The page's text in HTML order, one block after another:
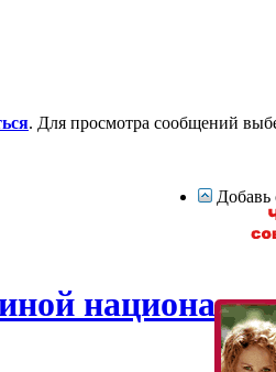
. Для просмотра сообщений
Добавь